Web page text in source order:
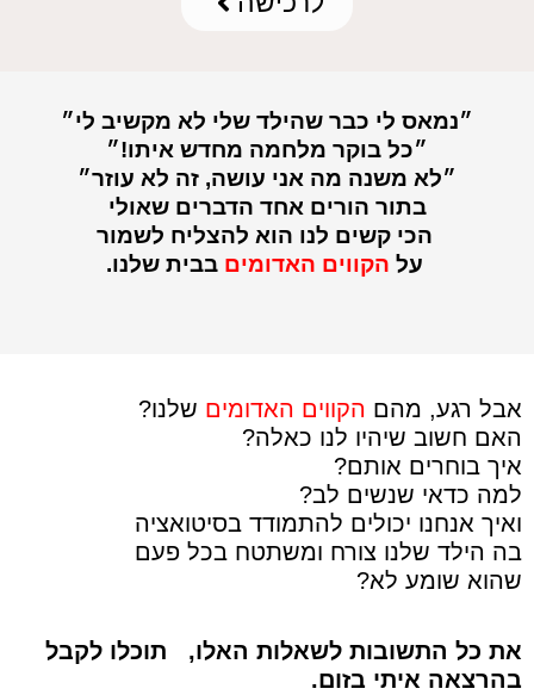
״נמאס לי כבר שהילד שלי לא מקשיב לי״
״כל בוקר מלחמה מחדש איתו!״
״לא משנה מה אני עושה, זה לא עוזר״
בתור הורים אחד הדברים שאולי
הכי קשים לנו הוא להצליח לשמור
על הקווים האדומים בבית שלנו.
אבל רגע, מהם הקווים האדומים שלנו?
האם חשוב שיהיו לנו כאלה?
איך בוחרים אותם?
למה כדאי שנשים לב?
ואיך אנחנו יכולים להתמודד בסיטואציה
בה הילד שלנו צורח ומשתטח בכל פעם
שהוא שומע לא?
את כל התשובות לשאלות האלו, תוכלו לקבל
בהרצאה איתי בזום.